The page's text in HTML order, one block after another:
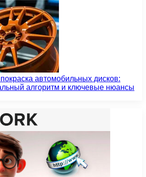
автомобильных дисков:
алгоритм и ключевые нюансы